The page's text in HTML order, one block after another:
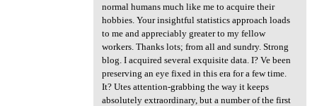
normal humans much like me to acquire their
hobbies. Your insightful statistics approach loads
to me and appreciably greater to my fellow
workers. Thanks lots; from all and sundry. Strong
blog. I acquired several exquisite data. I? Ve been
preserving an eye fixed in this era for a few time.
It? Utes attention-grabbing the way it keeps
absolutely extraordinary, but a number of the first